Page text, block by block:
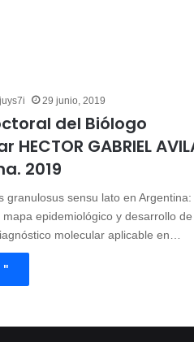
29 junio, 2019
del Biólogo
HECTOR GABRIEL
2019
granulosus sensu lato en Argentina:
epidemiológico y desarrollo de
molecular aplicable en…
"